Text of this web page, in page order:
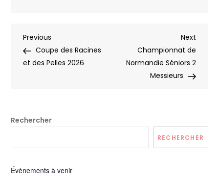
Navigation
de
Previous
Post
Previous
Coupe des Racines
et des Pelles 2026
Next
Post
Next
Championnat de
Normandie Séniors 2
Messieurs
Rechercher
RECHERCHER
Évènements à venir